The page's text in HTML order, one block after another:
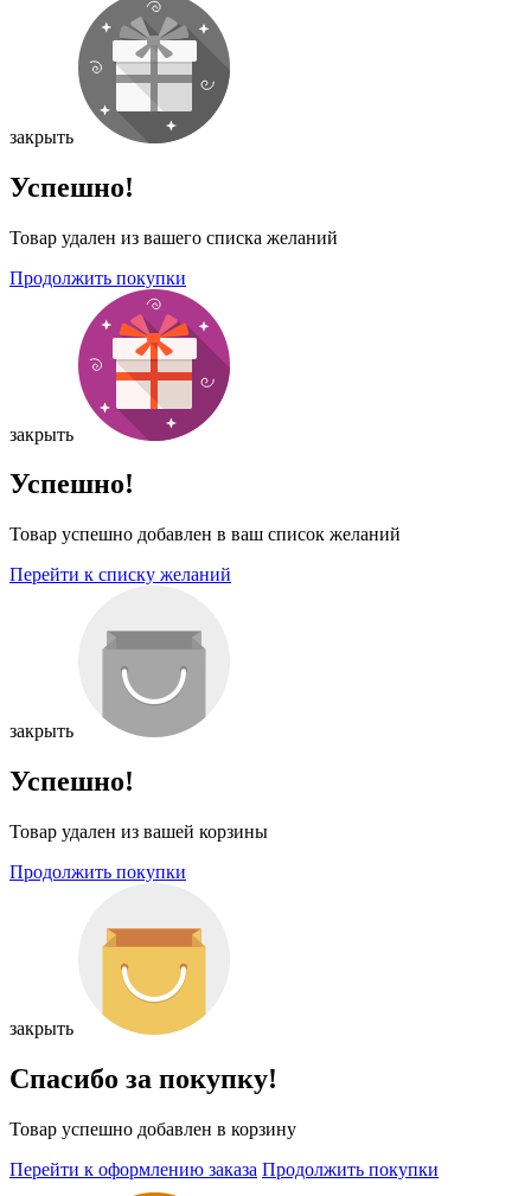
закрыть
Успешно!
Товар удален из вашего списка желаний
Продолжить покупки
закрыть
Успешно!
Товар успешно добавлен в ваш список желаний
Перейти к списку желаний
закрыть
Успешно!
Товар удален из вашей корзины
Продолжить покупки
закрыть
Спасибо за покупку!
Товар успешно добавлен в корзину
Перейти к оформлению заказа Продолжить покупки